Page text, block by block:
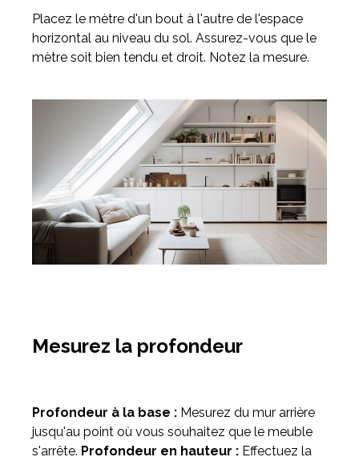
Placez le mètre d'un bout à l'autre de l'espace
horizontal au niveau du sol. Assurez-vous que le
mètre soit bien tendu et droit. Notez la mesure.
Mesurez la profondeur
Profondeur à la base : Mesurez du mur arrière
jusqu'au point où vous souhaitez que le meuble
s'arrête. Profondeur en hauteur : Effectuez la